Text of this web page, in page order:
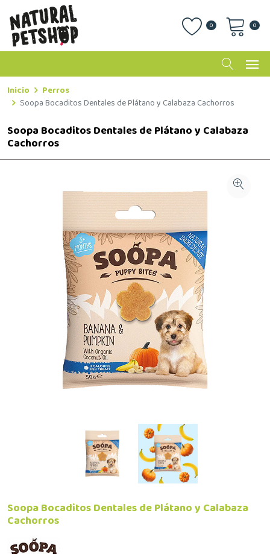
0 0
Inicio
Perros
Soopa Bocaditos Dentales de Plátano y Calabaza Cachorros
Soopa Bocaditos Dentales de Plátano y Calabaza
Cachorros
Soopa Bocaditos Dentales de Plátano y Calabaza
Cachorros